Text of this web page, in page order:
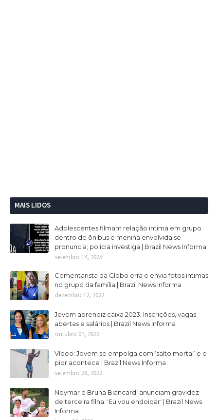
MAIS LIDOS
Adolescentes filmam relação intima em grupo
dentro de ônibus e menina envolvida se
pronuncia; polícia investiga | Brazil News Informa
setembro 14, 2025
Comentarista da Globo erra e envia fotos intimas
no grupo da família | Brazil News Informa
dezembro 12, 2022
Jovem aprendiz caixa 2023: Inscrições, vagas
abertas e salários | Brazil News Informa
outubro 07, 2022
Vídeo: Jovem se empolga com ‘salto mortal’ e o
pior acontece | Brazil News Informa
setembro 28, 2022
Neymar e Bruna Biancardi anunciam gravidez
de terceira filha: 'Eu vou endoidar' | Brazil News
Informa